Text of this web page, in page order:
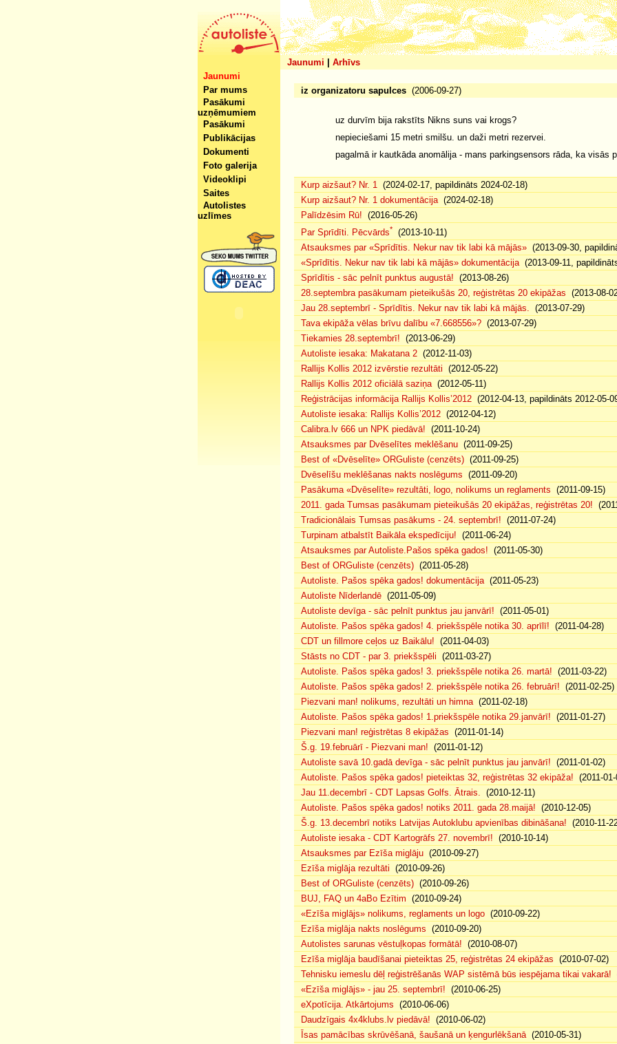
Jaunumi
Arhīvs
Jaunumi
Par mums
Pasākumi
uzņēmumiem
Pasākumi
Publikācijas
Dokumenti
Foto galerija
Videoklipi
Saites
Autolistes
uzlīmes
iz organizatoru sapulces (2006-09-27)
uz durvīm bija rakstīts Nikns suns vai krogs?
nepieciešami 15 metri smilšu. un daži metri rezervei.
pagalmā ir kautkāda anomālija - mans parkingsensors rāda, ka visās
Kurp aizšaut? Nr. 1 (2024-02-17, papildināts 2024-02-18)
Kurp aizšaut? Nr. 1 dokumentācija(2024-02-18)
Palīdzēsim Rū! (2016-05-26)
Par Sprīdīti. Pēcvārds*
(2013-10-11)
Atsauksmes par «Sprīdītis. Nekur nav tik labi kā mājās» (2013-09-30,
«Sprīdītis. Nekur nav tik labi kā mājās» dokumentācija(2013-09-11,
Sprīdītis - sāc pelnīt punktus augustā! (2013-08-26)
28.septembra pasākumam pieteikušās 20, reģistrētas 20 ekipāžas (2013-08-
Jau 28.septembrī - Sprīdītis. Nekur nav tik labi kā mājās. (2013-07-29)
Tava ekipāža vēlas brīvu dalību «7.668556»? (2013-07-29)
Tiekamies 28.septembrī! (2013-06-29)
Autoliste iesaka: Makatana 2 (2012-11-03)
Rallijs Kollis 2012 izvērstie rezultāti (2012-05-22)
Rallijs Kollis 2012 oficiālā saziņa(2012-05-11)
Reģistrācijas informācija Rallijs Kollis’2012 (2012-04-13, papildināts 2012-05-
Autoliste iesaka: Rallijs Kollis’2012 (2012-04-12)
Calibra.lv 666 un NPK piedāvā! (2011-10-24)
Atsauksmes par Dvēselītes meklēšanu (2011-09-25)
Best of «Dvēselīte» ORGuliste (cenzēts) (2011-09-25)
Dvēselīšu meklēšanas nakts noslēgums (2011-09-20)
Pasākuma «Dvēselīte» rezultāti, logo, nolikums un reglaments (2011-09-15)
2011. gada Tumsas pasākumam pieteikušās 20 ekipāžas, reģistrētas 20!
Tradicionālais Tumsas pasākums - 24. septembrī! (2011-07-24)
Turpinam atbalstīt Baikāla ekspedīciju! (2011-06-24)
Atsauksmes par Autoliste.Pašos spēka gados! (2011-05-30)
Best of ORGuliste (cenzēts) (2011-05-28)
Autoliste. Pašos spēka gados! dokumentācija(2011-05-23)
Autoliste Nīderlandē (2011-05-09)
Autoliste devīga - sāc pelnīt punktus jau janvārī! (2011-05-01)
Autoliste. Pašos spēka gados! 4. priekšspēle notika 30. aprīlī! (2011-04-28)
CDT un fillmore ceļos uz Baikālu! (2011-04-03)
Stāsts no CDT - par 3. priekšspēli (2011-03-27)
Autoliste. Pašos spēka gados! 3. priekšspēle notika 26. martā! (2011-03-22)
Autoliste. Pašos spēka gados! 2. priekšspēle notika 26. februārī! (2011-02-25)
Piezvani man! nolikums, rezultāti un himna(2011-02-18)
Autoliste. Pašos spēka gados! 1.priekšspēle notika 29.janvārī! (2011-01-27)
Piezvani man! reģistrētas 8 ekipāžas (2011-01-14)
Š.g. 19.februārī - Piezvani man! (2011-01-12)
Autoliste savā 10.gadā devīga - sāc pelnīt punktus jau janvārī! (2011-01-02)
Autoliste. Pašos spēka gados! pieteiktas 32, reģistrētas 32 ekipāža! (2011-
Jau 11.decembrī - CDT Lapsas Golfs. Ātrais. (2010-12-11)
Autoliste. Pašos spēka gados! notiks 2011. gada 28.maijā! (2010-12-05)
Š.g. 13.decembrī notiks Latvijas Autoklubu apvienības dibināšana! (2010-11-
Autoliste iesaka - CDT Kartogrāfs 27. novembrī! (2010-10-14)
Atsauksmes par Ezīša miglāju (2010-09-27)
Ezīša miglāja rezultāti (2010-09-26)
Best of ORGuliste (cenzēts) (2010-09-26)
BUJ, FAQ un 4aBo Ezītim (2010-09-24)
«Ezīša miglājs» nolikums, reglaments un logo (2010-09-22)
Ezīša miglāja nakts noslēgums (2010-09-20)
Autolistes sarunas vēstuļkopas formātā! (2010-08-07)
Ezīša miglāja baudīšanai pieteiktas 25, reģistrētas 24 ekipāžas (2010-07-02)
Tehnisku iemeslu dēļ reģistrēšanās WAP sistēmā būs iespējama tikai vakarā!
«Ezīša miglājs» - jau 25. septembrī! (2010-06-25)
eXpotīcija. Atkārtojums (2010-06-06)
Daudzīgais 4x4klubs.lv piedāvā! (2010-06-02)
Īsas pamācības skrūvēšanā, šaušanā un ķengurlēkšanā(2010-05-31)